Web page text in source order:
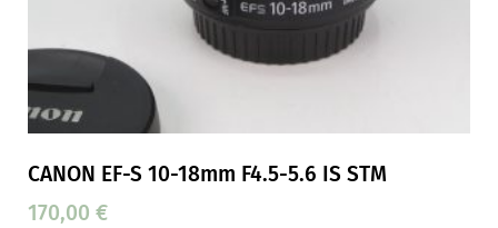
CANON EF-S 10-18mm F4.5-5.6 IS STM
170,00 €